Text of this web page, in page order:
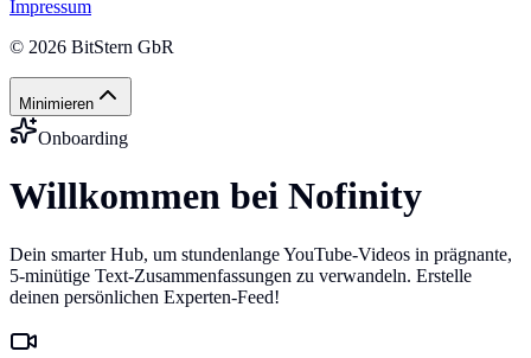
Impressum
© 2026 BitStern GbR
Minimieren
Onboarding
Willkommen bei Nofinity
Dein smarter Hub, um stundenlange YouTube-Videos in prägnante,
5-minütige Text-Zusammenfassungen zu verwandeln. Erstelle
deinen persönlichen Experten-Feed!